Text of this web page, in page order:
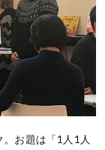
お題は「1人1人